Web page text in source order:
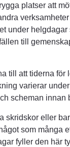
platser att
under helgdagar
till
till att tiderna för
varierar
scheman innan
skridskor eller
som många
fyller den här